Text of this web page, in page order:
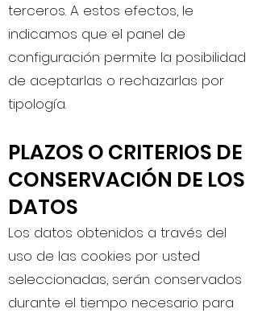
terceros. A estos efectos, le
indicamos que el panel de
configuración permite la posibilidad
de aceptarlas o rechazarlas por
tipología.
PLAZOS O CRITERIOS DE
CONSERVACIÓN DE LOS
DATOS
Los datos obtenidos a través del
uso de las cookies por usted
seleccionadas, serán conservados
durante el tiempo necesario para